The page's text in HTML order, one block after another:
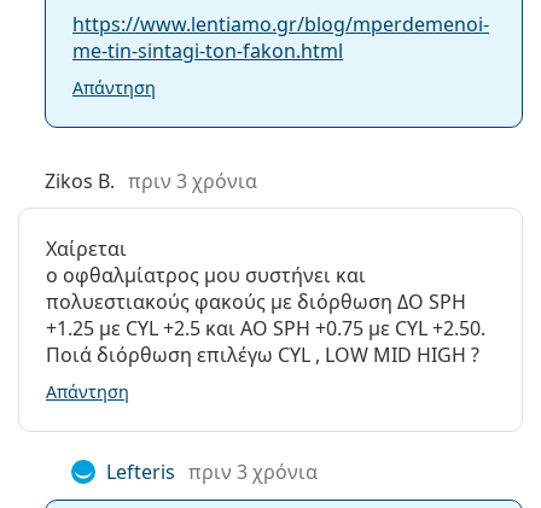
Μπορείτε να κοιμηθείτε με τους Dailies Total 1
Multifocal;
30 και της συσκευασίας 90 των Dailies Total 1
Multifocal;
Άλλοι ημερήσιοι πολυεστιακοί
φακοί επαφής
1-DAY Acuvue Moist Multifocal
DAILIES AquaComfort Plus Multifocal
MyDay daily disposable Multifocal
Proclear 1 Day Multifocal
κουτί:
90
Βάρος:
Άλλα
Κατηγορία:
Ημερήσιοι Φακοί Επαφής
Φακοί Επαφής Σιλικόνης-
Πολυεστιακοί φακοί επαφής
Φακοί Επαφής
https://www.lentiamo.gr/blog/mperdemenoi-
me-tin-sintagi-ton-fakon.html
Απάντηση
Zikos B. πριν 3 χρόνια
Χαίρεται
ο οφθαλμίατρος μου συστήνει και
πολυεστιακούς φακούς με διόρθωση ΔΟ SPH
+1.25 με CYL +2.5 και AO SPH +0.75 με CYL +2.50.
Ποιά διόρθωση επιλέγω CYL , LOW MID HIGH ?
Απάντηση
Lefteris πριν 3 χρόνια